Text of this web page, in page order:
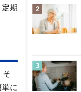
期
そ
に